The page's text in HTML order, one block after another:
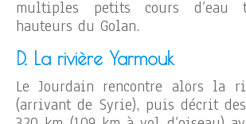
multiples petits cours d’eau
hauteurs du Golan.
D. La rivière Yarmouk
Le Jourdain rencontre alors la
(arrivant de Syrie), puis décrit